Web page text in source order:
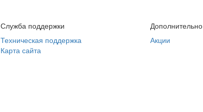
Служба поддержки
Техническая поддержка
Карта сайта
Дополнительно
Акции